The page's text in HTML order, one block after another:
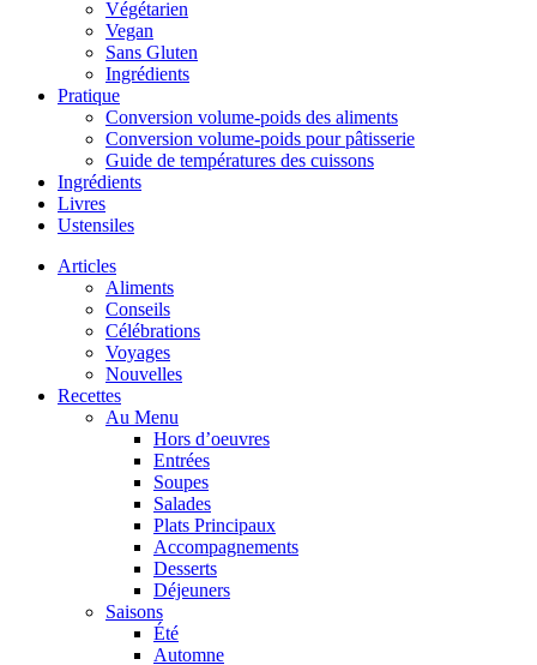
Végétarien
Vegan
Sans Gluten
Ingrédients
Pratique
Conversion volume-poids des aliments
Conversion volume-poids pour pâtisserie
Guide de températures des cuissons
Ingrédients
Livres
Ustensiles
Articles
Aliments
Conseils
Célébrations
Voyages
Nouvelles
Recettes
Au Menu
Hors d’oeuvres
Entrées
Soupes
Salades
Plats Principaux
Accompagnements
Desserts
Déjeuners
Saisons
Été
Automne